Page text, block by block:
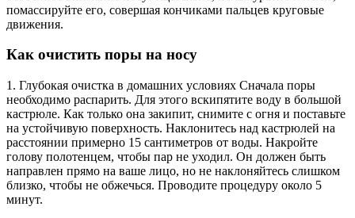
помассируйте его, совершая кончиками пальцев круговые
движения.
Как очистить поры на носу
1. Глубокая очистка в домашних условиях Сначала поры
необходимо распарить. Для этого вскипятите воду в большой
кастрюле. Как только она закипит, снимите с огня и поставьте
на устойчивую поверхность. Наклонитесь над кастрюлей на
расстоянии примерно 15 сантиметров от воды. Накройте
голову полотенцем, чтобы пар не уходил. Он должен быть
направлен прямо на ваше лицо, но не наклоняйтесь слишком
близко, чтобы не обжечься. Проводите процедуру около 5
минут.